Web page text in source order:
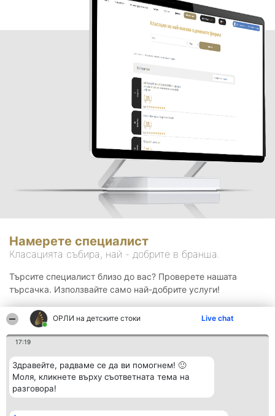
ОРЛИ на детските стоки Live chat
17:19
Здравейте, радваме се да ви помогнем! 🙂
Моля, кликнете върху съответната тема на
разговора!
Намерете специалист
Класацията събира, най - добрите в бранша.
Търсите специалист близо до вас? Проверете нашата
търсачка. Използвайте само най-добрите услуги!